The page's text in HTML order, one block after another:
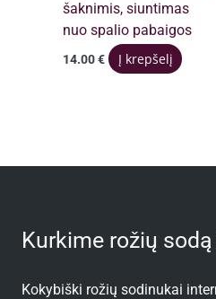
šaknimis, siuntimas
nuo spalio pabaigos
14.00€ Į krepšelį
Kurkime rožių
Kokybiški rožių sodinukai